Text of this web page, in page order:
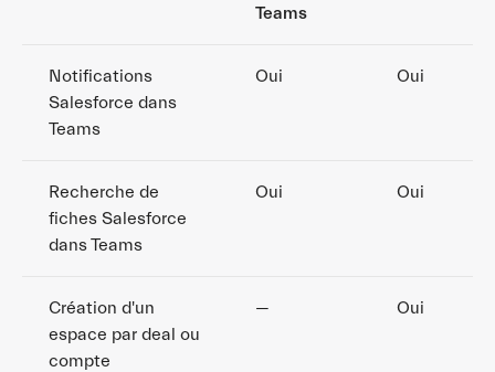
Teams
Notifications
Salesforce dans
Teams
Oui Oui
Recherche de
fiches Salesforce
dans Teams
Oui Oui
Création d'un
espace par deal ou
compte
— Oui